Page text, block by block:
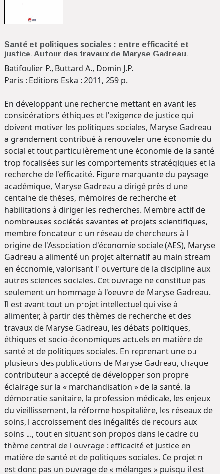
Santé et politiques sociales : entre efficacité et
justice. Autour des travaux de Maryse Gadreau.
Batifoulier P., Buttard A., Domin J.P.
Paris : Editions Eska : 2011, 259 p.
En développant une recherche mettant en avant les
considérations éthiques et l'exigence de justice qui
doivent motiver les politiques sociales, Maryse Gadreau
a grandement contribué à renouveler une économie du
social et tout particulièrement une économie de la santé
trop focalisées sur les comportements stratégiques et la
recherche de l'efficacité. Figure marquante du paysage
académique, Maryse Gadreau a dirigé près d une
centaine de thèses, mémoires de recherche et
habilitations à diriger les recherches. Membre actif de
nombreuses sociétés savantes et projets scientifiques,
membre fondateur d un réseau de chercheurs à l
origine de l'Association d'économie sociale (AES), Maryse
Gadreau a alimenté un projet alternatif au main stream
en économie, valorisant l' ouverture de la discipline aux
autres sciences sociales. Cet ouvrage ne constitue pas
seulement un hommage à l'oeuvre de Maryse Gadreau.
Il est avant tout un projet intellectuel qui vise à
alimenter, à partir des thèmes de recherche et des
travaux de Maryse Gadreau, les débats politiques,
éthiques et socio-économiques actuels en matière de
santé et de politiques sociales. En reprenant une ou
plusieurs des publications de Maryse Gadreau, chaque
contributeur a accepté de développer son propre
éclairage sur la « marchandisation » de la santé, la
démocratie sanitaire, la profession médicale, les enjeux
du vieillissement, la réforme hospitalière, les réseaux de
soins, l accroissement des inégalités de recours aux
soins ..., tout en situant son propos dans le cadre du
thème central de l ouvrage : efficacité et justice en
matière de santé et de politiques sociales. Ce projet n
est donc pas un ouvrage de « mélanges » puisqu il est